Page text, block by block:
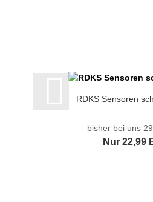
RDKS Sensoren
bisher bei uns
Nur 22,99